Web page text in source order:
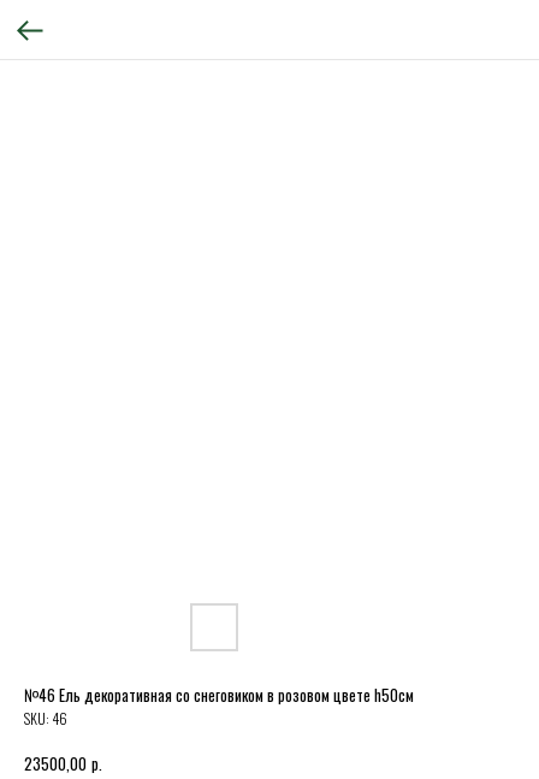
№46 Ель декоративная со снеговиком в розовом цвете h50см
SKU: 46
23500,00 р.